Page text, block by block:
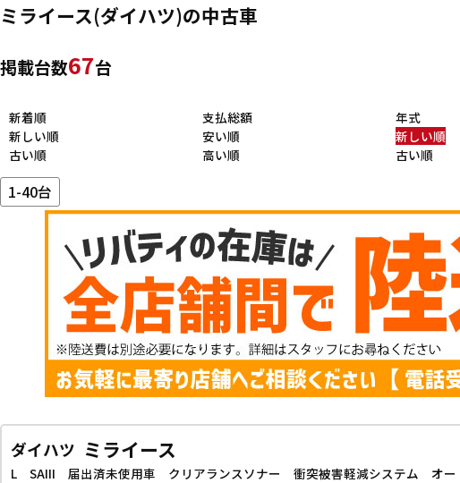
ミライース(ダイハツ)の中古車
掲載台数67台
新着順
新しい順
古い順
支払総額
安い順
高い順
年式
新しい順
古い順
1-40台
ダイハツ ミライース